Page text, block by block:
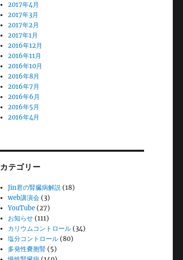
2017年4月
2017年3月
2017年2月
2017年1月
2016年12月
2016年11月
2016年10月
2016年8月
2016年7月
2016年6月
2016年5月
2016年4月
カテゴリー
Jin君の腎臓病解説 (18)
web講演会 (3)
YouTube (27)
お知らせ (111)
カリウムコントロール (34)
塩分コントロール (80)
多発性嚢胞腎 (5)